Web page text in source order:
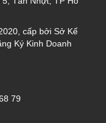
cấp bởi Sở Kế
Ký Kinh Doanh
79